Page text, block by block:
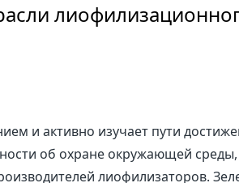
и активно изучает пути
об охране окружающей среды,
лиофилизаторов.